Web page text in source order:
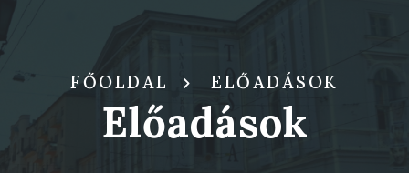
FŐOLDAL ELŐADÁSOK
Előadások